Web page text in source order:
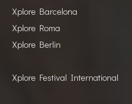
Xplore Barcelona
Xplore Roma
Xplore Berlin
Xplore Festival International